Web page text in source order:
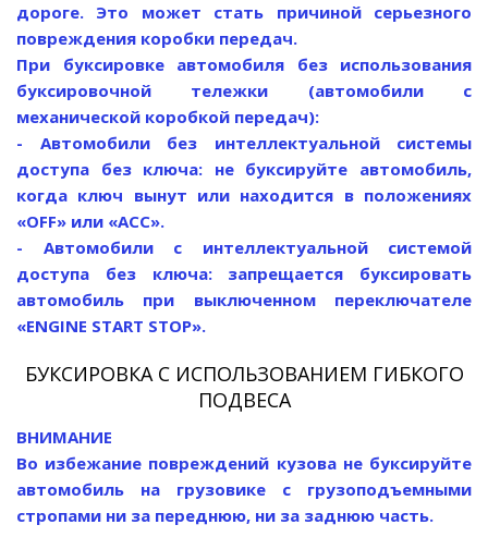
дороге. Это может стать причиной серьезного
повреждения коробки передач.
При буксировке автомобиля без использования
буксировочной тележки (автомобили с
механической коробкой передач):
- Автомобили без интеллектуальной системы
доступа без ключа: не буксируйте автомобиль,
когда ключ вынут или находится в положениях
«OFF» или «АСС».
- Автомобили с интеллектуальной системой
доступа без ключа: запрещается буксировать
автомобиль при выключенном переключателе
«ENGINE START STOP».
БУКСИРОВКА С ИСПОЛЬЗОВАНИЕМ ГИБКОГО
ПОДВЕСА
ВНИМАНИЕ
Во избежание повреждений кузова не буксируйте
автомобиль на грузовике с грузоподъемными
стропами ни за переднюю, ни за заднюю часть.